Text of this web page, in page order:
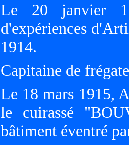
Le 20 janvier
d'expériences
1914.
Capitaine de
Le 18 mars 1915,
le cuirassé
bâtiment éventré